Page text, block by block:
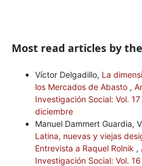
Most read articles by
Víctor Delgadillo, La
los Mercados de Abasto ,
Investigación Social: Vol.
diciembre
Manuel Dammert Guardia,
Latina, nuevas y viejas
Entrevista a Raquel Rolnik ,
Investigación Social: Vol.